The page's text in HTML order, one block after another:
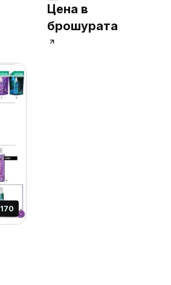
Цена в
брошурата
170